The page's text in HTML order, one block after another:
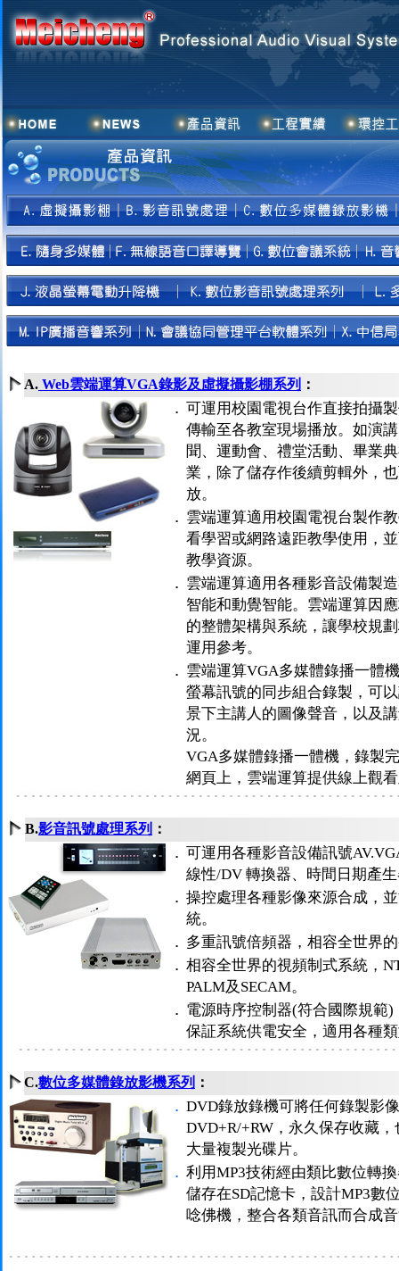
A. Web雲端運算VGA錄影及虛擬攝影棚系列 ：
． 可運用校園電視台作直接拍攝
傳輸至各教室現場播放。如演
聞、運動會、禮堂活動、畢業
業，除了儲存作後續剪輯外，
放。
． 雲端運算適用校園電視台製作
看學習或網路遠距教學使用，
教學資源。
． 雲端運算適用各種影音設備製
智能和動覺智能。雲端運算因
的整體架構與系統，讓學校規
運用參考。
． 雲端運算VGA多媒體錄播一體
螢幕訊號的同步組合錄製，可
景下主講人的圖像聲音，以及
況。
VGA多媒體錄播一體機，錄製
網頁上，雲端運算提供線上觀
B.影音訊號處理系列 ：
． 可運用各種影音設備訊號
線性/DV 轉換器、時間日期產
． 操控處理各種影像來源合成，
統。
． 多重訊號倍頻器，相容全世界
． 相容全世界的視頻制式系統，
PALM及SECAM。
． 電源時序控制器(符合國際規範
保証系統供電安全，適用各種
C.數位多媒體錄放影機系列 ：
． DVD錄放錄機可將任何錄製影
DVD+R/+RW，永久保存收藏
大量複製光碟片。
． 利用MP3技術經由類比數位轉
儲存在SD記憶卡，設計MP3數
唸佛機，整合各類音訊而合成